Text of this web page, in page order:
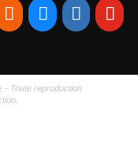
- Toute reproduction